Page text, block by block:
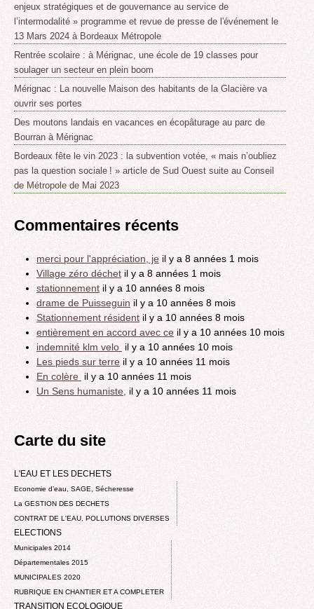
enjeux stratégiques et de gouvernance au service de
l’intermodalité » programme et revue de presse de l'événement le
13 Mars 2024 à Bordeaux Métropole
Rentrée scolaire : à Mérignac, une école de 19 classes pour
soulager un secteur en plein boom
Mérignac : La nouvelle Maison des habitants de la Glacière va
ouvrir ses portes
Des moutons landais en vacances en écopâturage au parc de
Bourran à Mérignac
Bordeaux fête le vin 2023 : la subvention votée, « mais n’oubliez
pas la question sociale ! » article de Sud Ouest suite au Conseil
de Métropole de Mai 2023
Commentaires récents
merci pour l'appréciation, je il y a 8 années 1 mois
Village zéro déchet il y a 8 années 1 mois
stationnement il y a 10 années 8 mois
drame de Puisseguin il y a 10 années 8 mois
Stationnement résident il y a 10 années 8 mois
entièrement en accord avec ce il y a 10 années 10 mois
indemnité klm velo il y a 10 années 10 mois
Les pieds sur terre il y a 10 années 11 mois
En colère il y a 10 années 11 mois
Un Sens humaniste, il y a 10 années 11 mois
Carte du site
L'EAU ET LES DECHETS
Economie d’eau, SAGE, Sécheresse
La GESTION DES DECHETS
CONTRAT DE L'EAU, POLLUTIONS DIVERSES
ELECTIONS
Municipales 2014
Départementales 2015
MUNICIPALES 2020
RUBRIQUE EN CHANTIER ET A COMPLETER
TRANSITION ECOLOGIQUE